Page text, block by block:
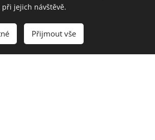
jejich návštěvě.
Přijmout vše